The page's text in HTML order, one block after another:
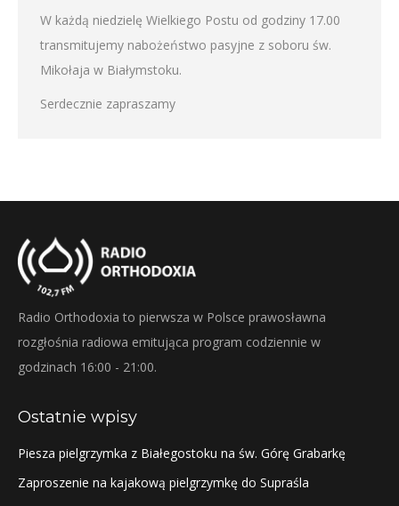
W każdą niedzielę Wielkiego Postu od godziny 17.00
transmitujemy nabożeństwo pasyjne z soboru św.
Mikołaja w Białymstoku.
Serdecznie zapraszamy
Radio Orthodoxia to pierwsza w Polsce prawosławna
rozgłośnia radiowa emitująca program codziennie w
godzinach 16:00 - 21:00.
Ostatnie wpisy
Piesza pielgrzymka z Białegostoku na św. Górę Grabarkę
Zaproszenie na kajakową pielgrzymkę do Supraśla